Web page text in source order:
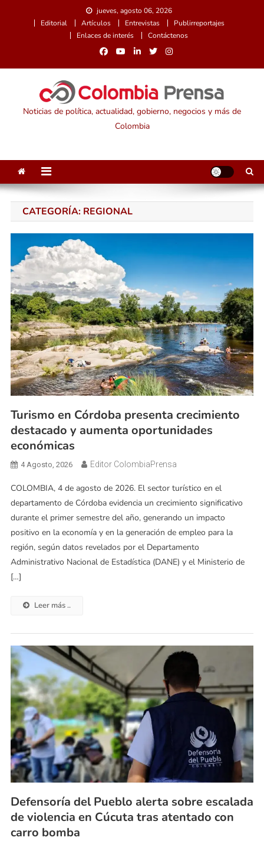
jueves, agosto 06, 2026
Editorial
Artículos Entrevistas
Publirreportajes
Enlaces de interés
Contáctenos
Noticias de política, actualidad, gobierno, negocios y más de
Colombia
CATEGORÍA: REGIONAL
Turismo en Córdoba presenta crecimiento
destacado y aumenta oportunidades
económicas
4 Agosto, 2026 Editor ColombiaPrensa
COLOMBIA, 4 de agosto de 2026. El sector turístico en el
departamento de Córdoba evidencia un crecimiento significativo
durante el primer semestre del año, generando un impacto
positivo en la economía y en la generación de empleo para la
región, según datos revelados por el Departamento
Administrativo Nacional de Estadística (DANE) y el Ministerio de
[…]
Leer más ..
Defensoría del Pueblo alerta sobre escalada
de violencia en Cúcuta tras atentado con
carro bomba